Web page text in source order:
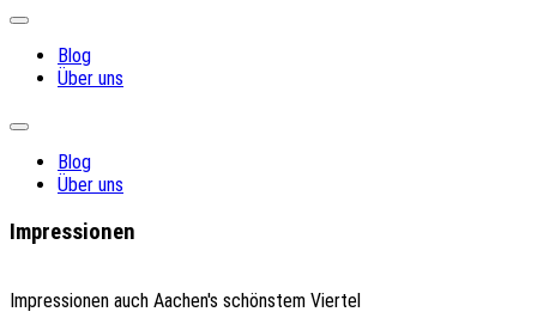
Expand
Current
Page:
Blog
Über uns
Expand
Current
Page:
Blog
Über uns
Impressionen
Impressionen auch Aachen's schönstem Viertel